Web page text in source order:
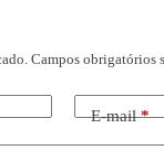
Campos obrigatórios
E-mail*